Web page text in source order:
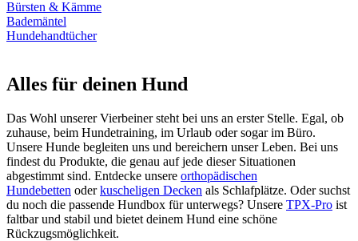
Bürsten & Kämme
Bademäntel
Hundehandtücher
Alles für deinen Hund
Das Wohl unserer Vierbeiner steht bei uns an erster Stelle. Egal, ob
zuhause, beim Hundetraining, im Urlaub oder sogar im Büro.
Unsere Hunde begleiten uns und bereichern unser Leben. Bei uns
findest du Produkte, die genau auf jede dieser Situationen
abgestimmt sind. Entdecke unsere orthopädischen
Hundebetten oderkuscheligen Decken als Schlafplätze. Oder suchst
du noch die passende Hundbox für unterwegs? Unsere TPX-Pro ist
faltbar und stabil und bietet deinem Hund eine schöne
Rückzugsmöglichkeit.